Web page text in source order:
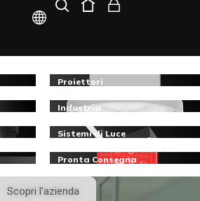
Proiettori
Industria
Sistemi di Luce
Pronta Consegna
Scopri l'azienda